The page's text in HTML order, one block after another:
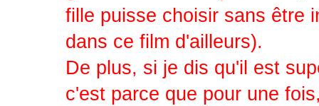
fille puisse choisir sans être
dans ce film d'ailleurs).
De plus, si je dis qu'il est
c'est parce que pour une